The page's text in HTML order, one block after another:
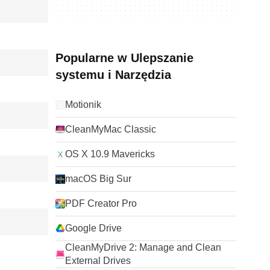
Popularne w Ulepszanie
systemu i Narzędzia
Motionik
CleanMyMac Classic
OS X 10.9 Mavericks
macOS Big Sur
PDF Creator Pro
Google Drive
CleanMyDrive 2: Manage and Clean
External Drives